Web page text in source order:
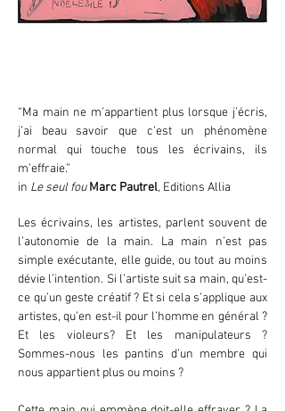
“Ma main ne m’appartient plus lorsque j’écris,
j’ai beau savoir que c’est un phénomène
normal qui touche tous les écrivains, ils
m’effraie.”
in Le seul fou Marc Pautrel, Editions Allia
Les écrivains, les artistes, parlent souvent de
l’autonomie de la main. La main n’est pas
simple exécutante, elle guide, ou tout au moins
dévie l’intention. Si l’artiste suit sa main, qu’est-
ce qu’un geste créatif ? Et si cela s’applique aux
artistes, qu’en est-il pour l’homme en général ?
Et les violeurs? Et les manipulateurs ?
Sommes-nous les pantins d’un membre qui
nous appartient plus ou moins ?